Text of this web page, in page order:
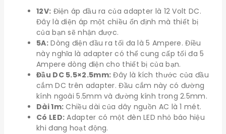
12V: Điện áp đầu ra của adapter là 12 Volt DC.
Đây là điện áp một chiều ổn định mà thiết bị
của bạn sẽ nhận được.
5A:Dòng điện đầu ra tối đa là 5 Ampere. Điều
này nghĩa là adapter có thể cung cấp tối đa 5
Ampere dòng điện cho thiết bị của bạn.
Đầu DC 5.5×2.5mm: Đây là kích thước của đầu
cắm DC trên adapter. Đầu cắm này có đường
kính ngoài 5.5mm và đường kính trong 2.5mm.
Dài 1m: Chiều dài của dây nguồn AC là 1 mét.
Có LED: Adapter có một đèn LED nhỏ báo hiệu
khi đang hoạt động.